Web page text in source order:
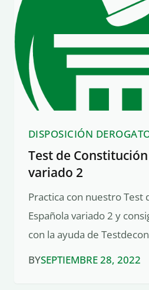
DISPOSICIÓN
Test de
variado 2
Practica con nuestro Test
Española variado 2 y
con la ayuda de
BYSEPTIEMBRE 28, 2022